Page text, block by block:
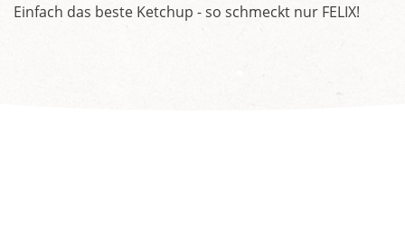
Einfach das beste Ketchup - so schmeckt nur FELIX!